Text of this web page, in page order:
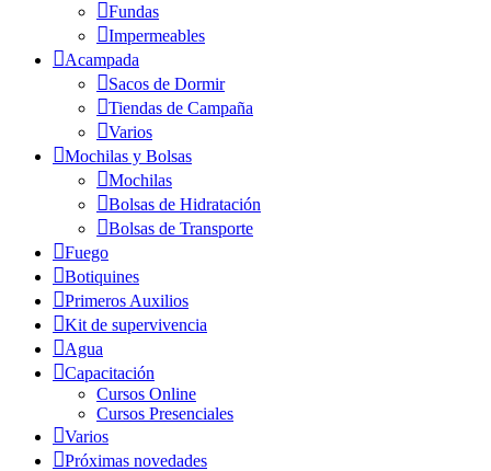
Fundas
Impermeables
Acampada
Sacos de Dormir
Tiendas de Campaña
Varios
Mochilas y Bolsas
Mochilas
Bolsas de Hidratación
Bolsas de Transporte
Fuego
Botiquines
Primeros Auxilios
Kit de supervivencia
Agua
Capacitación
Cursos Online
Cursos Presenciales
Varios
Próximas novedades